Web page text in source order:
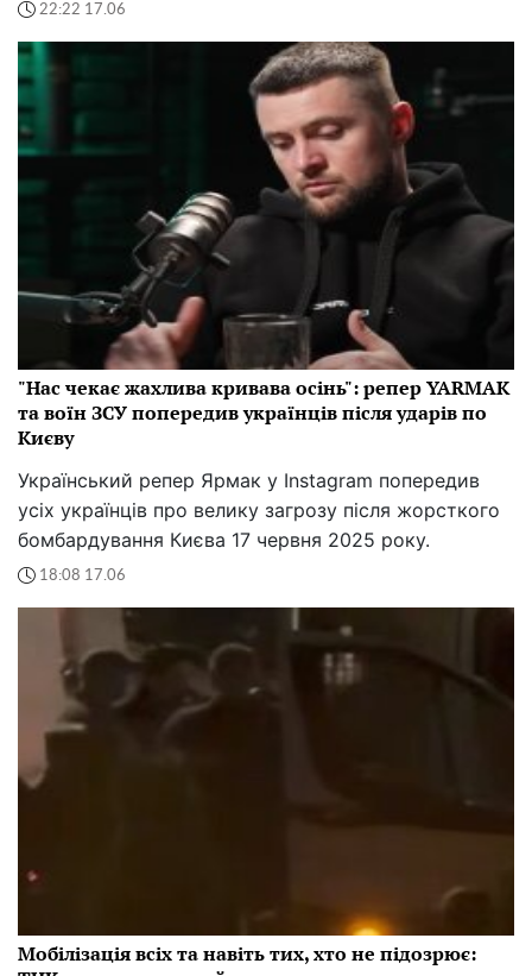
22:22 17.06
"Нас чекає жахлива кривава осінь": репер YARMAK
та воїн ЗСУ попередив українців після ударів по
Києву
Український репер Ярмак у Instagram попередив
усіх українців про велику загрозу після жорсткого
бомбардування Києва 17 червня 2025 року.
18:08 17.06
Мобілізація всіх та навіть тих, хто не підозрює: